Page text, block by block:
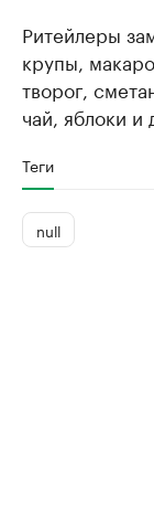
Ритейлеры
крупы,
творог,
чай, яблоки и
Теги
null